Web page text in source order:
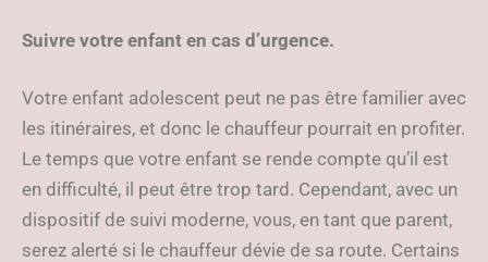
Suivre votre enfant en cas d’urgence.
Votre enfant adolescent peut ne pas être familier avec
les itinéraires, et donc le chauffeur pourrait en profiter.
Le temps que votre enfant se rende compte qu’il est
en difficulté, il peut être trop tard. Cependant, avec un
dispositif de suivi moderne, vous, en tant que parent,
serez alerté si le chauffeur dévie de sa route. Certains